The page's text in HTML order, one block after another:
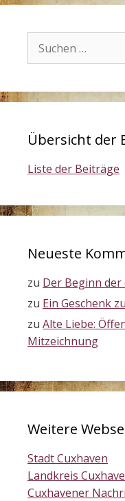
nach:
Übersicht der
Liste der Beiträge
Neueste
zu Der Beginn
zu Ein Geschenk
zu Alte Liebe:
Mitzeichnung
Weitere
Stadt Cuxhaven
Landkreis
Cuxhavener